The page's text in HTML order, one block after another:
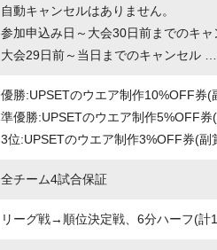
自動キャンセルはありません。
参加申込み日～大会30日前までのキ
大会29日前～当日までのキャンセル …
優勝:UPSETのウエア制作10%OFF券(
準優勝:UPSETのウエア制作5%OFF券
3位:UPSETのウエア制作3%OFF券(副
全チーム4試合保証
リーグ戦→順位決定戦、6分ハーフ(計